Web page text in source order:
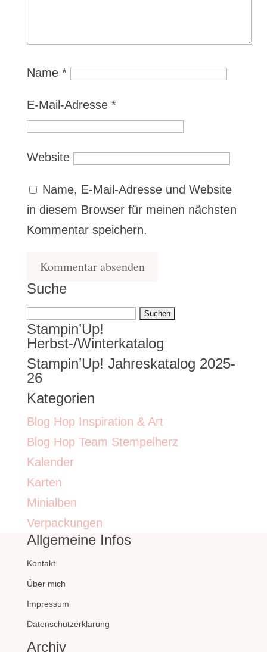
Name *
E-Mail-Adresse *
Website
Name, E-Mail-Adresse und Website
in diesem Browser für meinen nächsten
Kommentar speichern.
Suche
Suchen
nach:
Stampin’Up!
Herbst-/Winterkatalog
Stampin’Up! Jahreskatalog 2025-
26
Kategorien
Blog Hop Inspiration & Art
Blog Hop Team Stempelherz
Kalender
Karten
Minialben
Verpackungen
Allgemeine Infos
Kontakt
Über mich
Impressum
Datenschutzerklärung
Archiv